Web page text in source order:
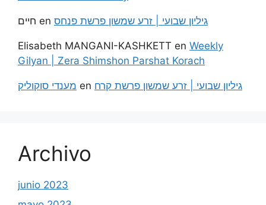
חיים en גיליון שבועי | זרע שמשון פרשת פנחס
Elisabeth MANGANI-KASHKETT en Weekly
Gilyan | Zera Shimshon Parshat Korach
מענדי סוקוליק en גיליון שבועי | זרע שמשון פרשת קרח
Archivo
junio 2023